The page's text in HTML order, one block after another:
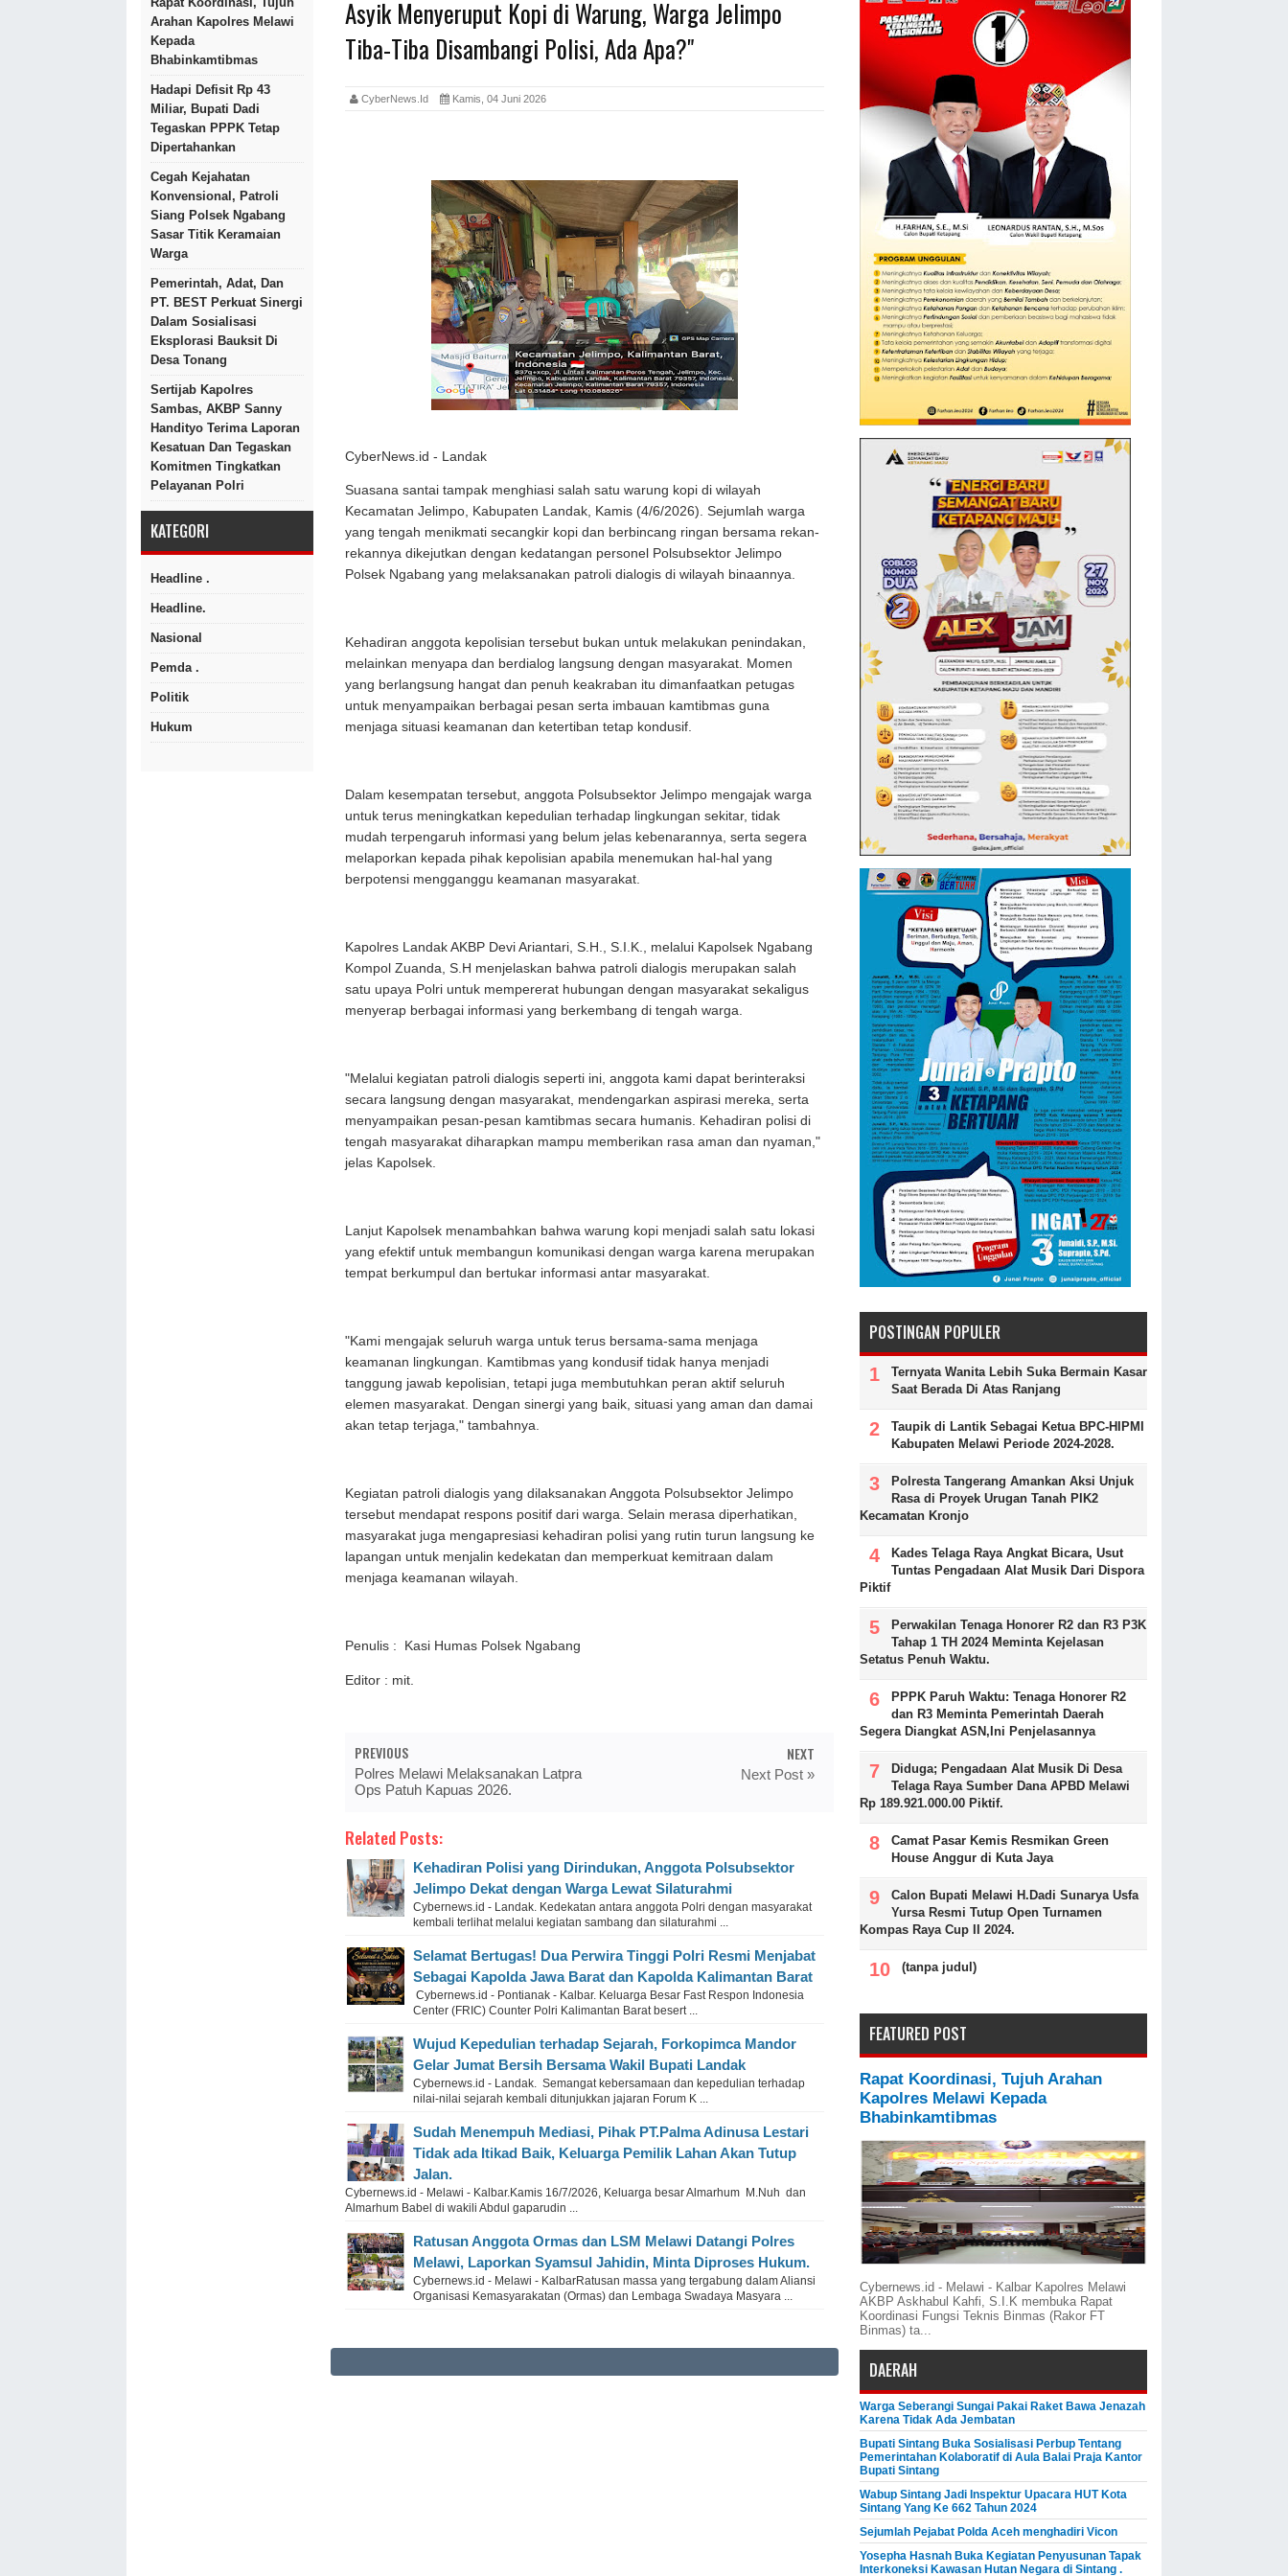
Arahan Kapolres Melawi
Kepada
Bhabinkamtibmas
Hadapi Defisit Rp 43
Miliar, Bupati Dadi
Tegaskan PPPK Tetap
Dipertahankan
Cegah Kejahatan
Konvensional, Patroli
Siang Polsek Ngabang
Sasar Titik Keramaian
Warga
Pemerintah, Adat, Dan
PT. BEST Perkuat Sinergi
Dalam Sosialisasi
Eksplorasi Bauksit Di
Desa Tonang
Sertijab Kapolres
Sambas, AKBP Sanny
Handityo Terima Laporan
Kesatuan Dan Tegaskan
Komitmen Tingkatkan
Pelayanan Polri
KATEGORI
Headline .
Headline.
Nasional
Pemda .
Politik
Hukum
Asyik Menyeruput Kopi di Warung, Warga Jelimpo
Tiba-Tiba Disambangi Polisi, Ada Apa?"
CyberNews.id Kamis, 04 Juni 2026
CyberNews.id - Landak
Suasana santai tampak menghiasi salah satu warung kopi di wilayah
Kecamatan Jelimpo, Kabupaten Landak, Kamis (4/6/2026). Sejumlah warga
yang tengah menikmati secangkir kopi dan berbincang ringan bersama rekan-
rekannya dikejutkan dengan kedatangan personel Polsubsektor Jelimpo
Polsek Ngabang yang melaksanakan patroli dialogis di wilayah binaannya.
Kehadiran anggota kepolisian tersebut bukan untuk melakukan penindakan,
melainkan menyapa dan berdialog langsung dengan masyarakat. Momen
yang berlangsung hangat dan penuh keakraban itu dimanfaatkan petugas
untuk menyampaikan berbagai pesan serta imbauan kamtibmas guna
menjaga situasi keamanan dan ketertiban tetap kondusif.
Dalam kesempatan tersebut, anggota Polsubsektor Jelimpo mengajak warga
untuk terus meningkatkan kepedulian terhadap lingkungan sekitar, tidak
mudah terpengaruh informasi yang belum jelas kebenarannya, serta segera
melaporkan kepada pihak kepolisian apabila menemukan hal-hal yang
berpotensi mengganggu keamanan masyarakat.
Kapolres Landak AKBP Devi Ariantari, S.H., S.I.K., melalui Kapolsek Ngabang
Kompol Zuanda, S.H menjelaskan bahwa patroli dialogis merupakan salah
satu upaya Polri untuk mempererat hubungan dengan masyarakat sekaligus
menyerap berbagai informasi yang berkembang di tengah warga.
"Melalui kegiatan patroli dialogis seperti ini, anggota kami dapat berinteraksi
secara langsung dengan masyarakat, mendengarkan aspirasi mereka, serta
menyampaikan pesan-pesan kamtibmas secara humanis. Kehadiran polisi di
tengah masyarakat diharapkan mampu memberikan rasa aman dan nyaman,"
jelas Kapolsek.
Lanjut Kapolsek menambahkan bahwa warung kopi menjadi salah satu lokasi
yang efektif untuk membangun komunikasi dengan warga karena merupakan
tempat berkumpul dan bertukar informasi antar masyarakat.
"Kami mengajak seluruh warga untuk terus bersama-sama menjaga
keamanan lingkungan. Kamtibmas yang kondusif tidak hanya menjadi
tanggung jawab kepolisian, tetapi juga membutuhkan peran aktif seluruh
elemen masyarakat. Dengan sinergi yang baik, situasi yang aman dan damai
akan tetap terjaga," tambahnya.
Kegiatan patroli dialogis yang dilaksanakan Anggota Polsubsektor Jelimpo
tersebut mendapat respons positif dari warga. Selain merasa diperhatikan,
masyarakat juga mengapresiasi kehadiran polisi yang rutin turun langsung ke
lapangan untuk menjalin kedekatan dan memperkuat kemitraan dalam
menjaga keamanan wilayah.
Penulis : Kasi Humas Polsek Ngabang
Editor : mit.
PREVIOUS
Polres Melawi Melaksanakan Latpra
Ops Patuh Kapuas 2026.
NEXT
Next Post »
Related Posts:
Kehadiran Polisi yang Dirindukan, Anggota Polsubsektor
Jelimpo Dekat dengan Warga Lewat Silaturahmi
Cybernews.id - Landak. Kedekatan antara anggota Polri dengan masyarakat
kembali terlihat melalui kegiatan sambang dan silaturahmi ...
Selamat Bertugas! Dua Perwira Tinggi Polri Resmi Menjabat
Sebagai Kapolda Jawa Barat dan Kapolda Kalimantan Barat
Cybernews.id - Pontianak - Kalbar. Keluarga Besar Fast Respon Indonesia
Center (FRIC) Counter Polri Kalimantan Barat besert ...
Wujud Kepedulian terhadap Sejarah, Forkopimca Mandor
Gelar Jumat Bersih Bersama Wakil Bupati Landak
Cybernews.id - Landak. Semangat kebersamaan dan kepedulian terhadap
nilai-nilai sejarah kembali ditunjukkan jajaran Forum K ...
Sudah Menempuh Mediasi, Pihak PT.Palma Adinusa Lestari
Tidak ada Itikad Baik, Keluarga Pemilik Lahan Akan Tutup
Jalan.
Cybernews.id - Melawi - Kalbar.Kamis 16/7/2026, Keluarga besar Almarhum M.Nuh dan
Almarhum Babel di wakili Abdul gaparudin ...
Ratusan Anggota Ormas dan LSM Melawi Datangi Polres
Melawi, Laporkan Syamsul Jahidin, Minta Diproses Hukum.
Cybernews.id - Melawi - KalbarRatusan massa yang tergabung dalam Aliansi
Organisasi Kemasyarakatan (Ormas) dan Lembaga Swadaya Masyara ...
POSTINGAN POPULER
Ternyata Wanita Lebih Suka Bermain Kasar
Saat Berada Di Atas Ranjang
Taupik di Lantik Sebagai Ketua BPC-HIPMI
Kabupaten Melawi Periode 2024-2028.
Polresta Tangerang Amankan Aksi Unjuk
Rasa di Proyek Urugan Tanah PIK2
Kecamatan Kronjo
Kades Telaga Raya Angkat Bicara, Usut
Tuntas Pengadaan Alat Musik Dari Dispora
Piktif
Perwakilan Tenaga Honorer R2 dan R3 P3K
Tahap 1 TH 2024 Meminta Kejelasan
Setatus Penuh Waktu.
PPPK Paruh Waktu: Tenaga Honorer R2
dan R3 Meminta Pemerintah Daerah
Segera Diangkat ASN,Ini Penjelasannya
Diduga; Pengadaan Alat Musik Di Desa
Telaga Raya Sumber Dana APBD Melawi
Rp 189.921.000.00 Piktif.
Camat Pasar Kemis Resmikan Green
House Anggur di Kuta Jaya
Calon Bupati Melawi H.Dadi Sunarya Usfa
Yursa Resmi Tutup Open Turnamen
Kompas Raya Cup II 2024.
(tanpa judul)
FEATURED POST
Rapat Koordinasi, Tujuh Arahan
Kapolres Melawi Kepada
Bhabinkamtibmas
Cybernews.id - Melawi - Kalbar Kapolres Melawi
AKBP Askhabul Kahfi, S.I.K membuka Rapat
Koordinasi Fungsi Teknis Binmas (Rakor FT
Binmas) ta...
DAERAH
Warga Seberangi Sungai Pakai Raket Bawa Jenazah
Karena Tidak Ada Jembatan
Bupati Sintang Buka Sosialisasi Perbup Tentang
Pemerintahan Kolaboratif di Aula Balai Praja Kantor
Bupati Sintang
Wabup Sintang Jadi Inspektur Upacara HUT Kota
Sintang Yang Ke 662 Tahun 2024
Sejumlah Pejabat Polda Aceh menghadiri Vicon
Yosepha Hasnah Buka Kegiatan Penyusunan Tapak
Interkoneksi Kawasan Hutan Negara di Sintang .